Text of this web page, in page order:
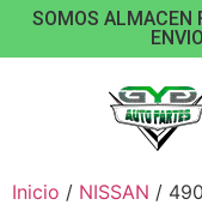
SOMOS ALMACEN
Inicio / NISSAN /